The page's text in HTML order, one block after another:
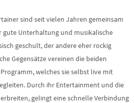
sind seit vielen Jahren gemeinsam
gute Unterhaltung und musikalische
geschult, der andere eher rockig
Gegensätze vereinen die beiden
welches sie selbst live mit
Durch ihr Entertainment und die
gelingt eine schnelle Verbindung